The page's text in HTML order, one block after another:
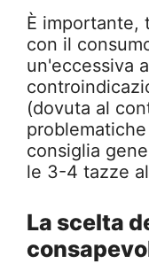
È importante,
con il
un'eccessiva
(dovuta al
consiglia
le 3-4 tazze
La scelta